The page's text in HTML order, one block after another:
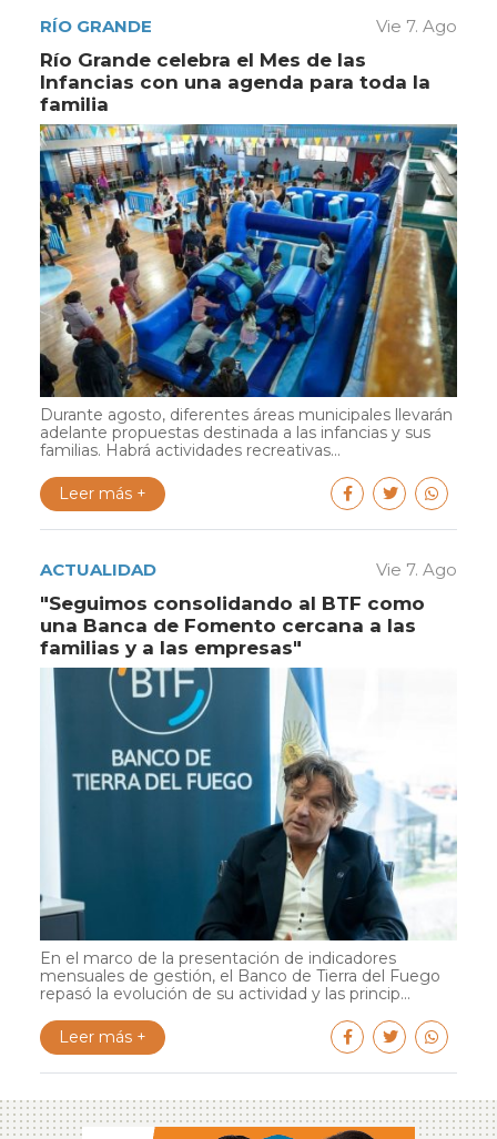
RÍO GRANDE Vie 7. Ago
Río Grande celebra el Mes de las
Infancias con una agenda para toda la
familia
Durante agosto, diferentes áreas municipales llevarán
adelante propuestas destinada a las infancias y sus
familias. Habrá actividades recreativas...
Leer más +
ACTUALIDAD Vie 7. Ago
"Seguimos consolidando al BTF como
una Banca de Fomento cercana a las
familias y a las empresas"
En el marco de la presentación de indicadores
mensuales de gestión, el Banco de Tierra del Fuego
repasó la evolución de su actividad y las princip...
Leer más +